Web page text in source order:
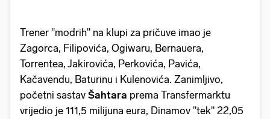
Trener "modrih" na klupi za pričuve imao je
Zagorca, Filipovića, Ogiwaru, Bernauera,
Torrentea, Jakirovića, Perkovića, Pavića,
Kačavendu, Baturinu i Kulenovića. Zanimljivo,
početni sastav Šahtara prema Transfermarktu
vrijedio je 111,5 milijuna eura, Dinamov "tek" 22,05